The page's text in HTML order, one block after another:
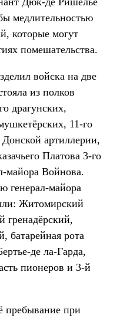
медлительностью
которые могут
помешательства.
войска на две
из полков
драгунских,
11-го
артиллерии,
Платова 3-го
майора Войнова.
генерал-майора
Житомирский
гренадёрский,
батарейная рота
де ла-Гарда,
пионеров и 3-й
пребывание при